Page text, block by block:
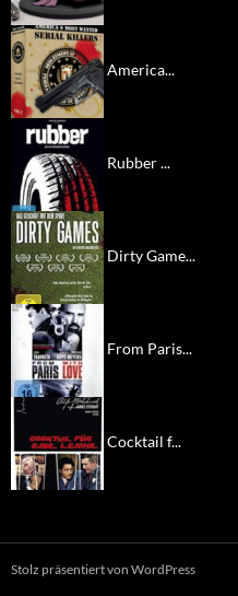
America...
Rubber ...
Dirty Game...
From Paris...
Cocktail f...
Stolz präsentiert von WordPress